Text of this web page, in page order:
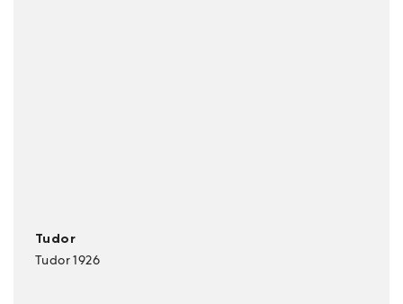
Tudor
Tudor 1926